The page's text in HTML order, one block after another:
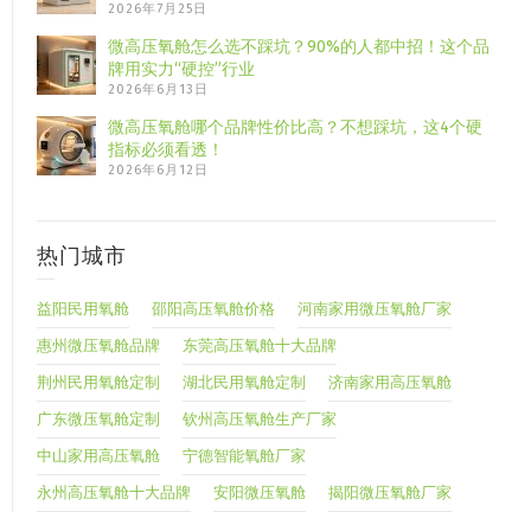
2026年7月25日
微高压氧舱怎么选不踩坑？90%的人都中招！这个品
牌用实力“硬控”行业
2026年6月13日
微高压氧舱哪个品牌性价比高？不想踩坑，这4个硬
指标必须看透！
2026年6月12日
热门城市
益阳民用氧舱 邵阳高压氧舱价格 河南家用微压氧舱厂家
惠州微压氧舱品牌 东莞高压氧舱十大品牌
荆州民用氧舱定制 湖北民用氧舱定制 济南家用高压氧舱
广东微压氧舱定制 钦州高压氧舱生产厂家
中山家用高压氧舱 宁德智能氧舱厂家
永州高压氧舱十大品牌 安阳微压氧舱 揭阳微压氧舱厂家